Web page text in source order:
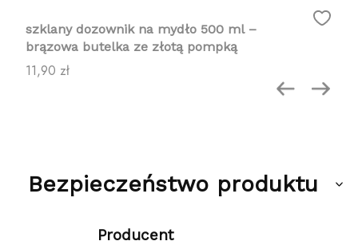
szklany dozownik na mydło 500 ml –
brązowa butelka ze złotą pompką
Cena
11,90 zł
Bezpieczeństwo produktu
Producent